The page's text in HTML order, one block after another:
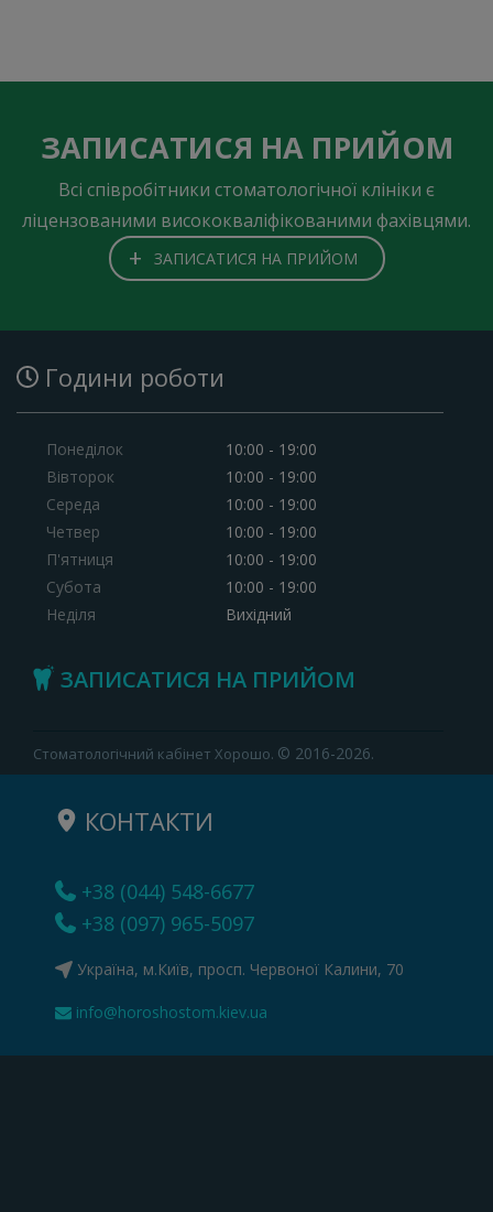
ЗАПИСАТИСЯ НА ПРИЙОМ
Всі співробітники стоматологічної клініки є
ліцензованими висококваліфікованими фахівцями.
+ ЗАПИСАТИСЯ НА ПРИЙОМ
Години роботи
Понеділок
Вівторок
Середа
Четвер
П'ятниця
Субота
Неділя
10:00 - 19:00
10:00 - 19:00
10:00 - 19:00
10:00 - 19:00
10:00 - 19:00
10:00 - 19:00
Вихідний
ЗАПИСАТИСЯ НА ПРИЙОМ
Стоматологічний кабінет Хорошо. © 2016-2026.
КОНТАКТИ
+38 (044) 548-6677
+38 (097) 965-5097
Україна, м.Київ, просп. Червоної Калини, 70
info@horoshostom.kiev.ua